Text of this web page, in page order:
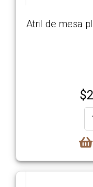
Como
Contacto
Atril de mesa
$